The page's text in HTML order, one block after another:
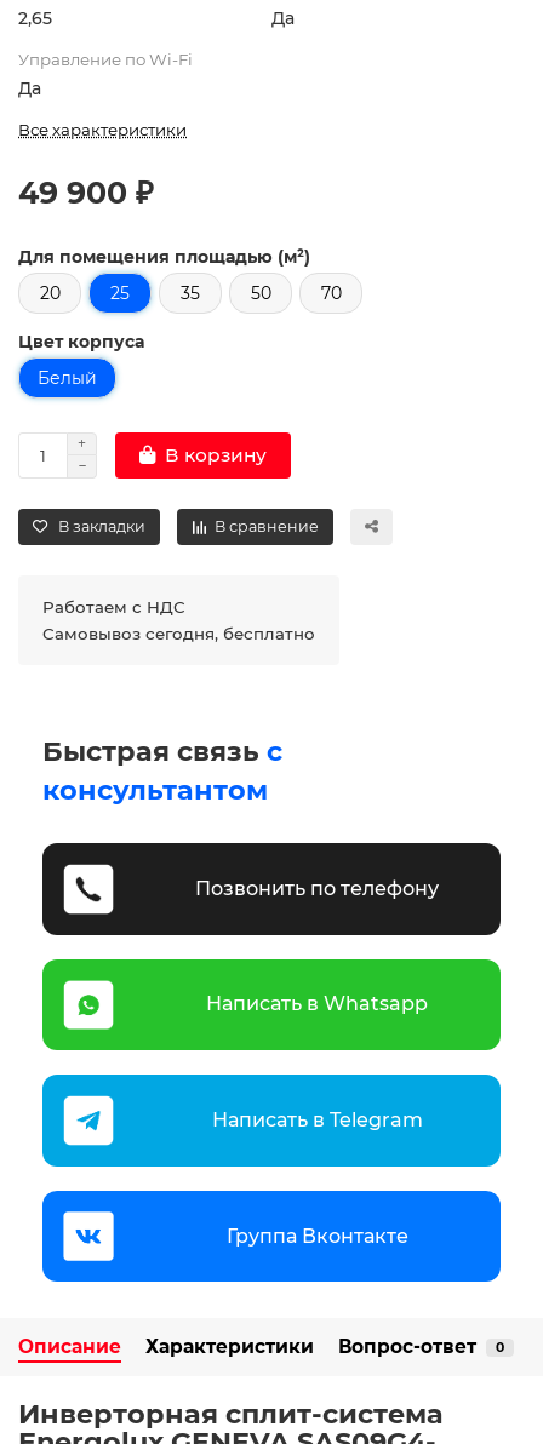
2,65 Да
Управление по Wi-Fi
Да
Все характеристики
49 900 ₽
Для помещения площадью (м²)
20
25 35 50 70
Цвет корпуса
Белый
В корзину
В закладки В сравнение
Работаем с НДС
Самовывоз сегодня, бесплатно
Быстрая связь с
консультантом
Позвонить по телефону
Написать в Whatsapp
Написать в Telegram
Группа Вконтакте
Описание Характеристики Вопрос-ответ 0
Инверторная сплит-система